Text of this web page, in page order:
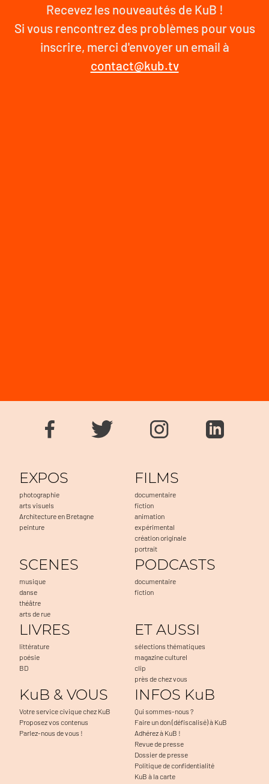
Recevez les nouveautés de KuB !
Si vous rencontrez des problèmes pour vous
inscrire, merci d'envoyer un email à
contact@kub.tv
EXPOS
photographie
arts visuels
Architecture en Bretagne
peinture
FILMS
documentaire
fiction
animation
expérimental
création originale
portrait
SCENES
musique
danse
théâtre
arts de rue
PODCASTS
documentaire
fiction
LIVRES
littérature
poésie
BD
ET AUSSI
sélections thématiques
magazine culturel
clip
près de chez vous
KuB & VOUS
Votre service civique chez KuB
Proposez vos contenus
Parlez-nous de vous !
INFOS KuB
Qui sommes-nous ?
Faire un don (défiscalisé) à KuB
Adhérez à KuB !
Revue de presse
Dossier de presse
Politique de confidentialité
KuB à la carte